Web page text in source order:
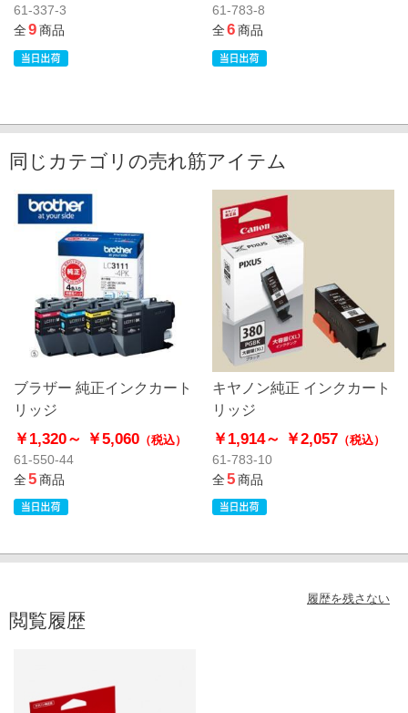
61-337-3
全9商品
61-783-8
全6商品
同じカテゴリの売れ筋アイテム
ブラザー 純正インクカート
リッジ
￥1,320～ ￥5,060 （税込）
61-550-44
全5商品
キヤノン純正 インクカート
リッジ
￥1,914～ ￥2,057（税込）
61-783-10
全5商品
履歴を残さない
閲覧履歴